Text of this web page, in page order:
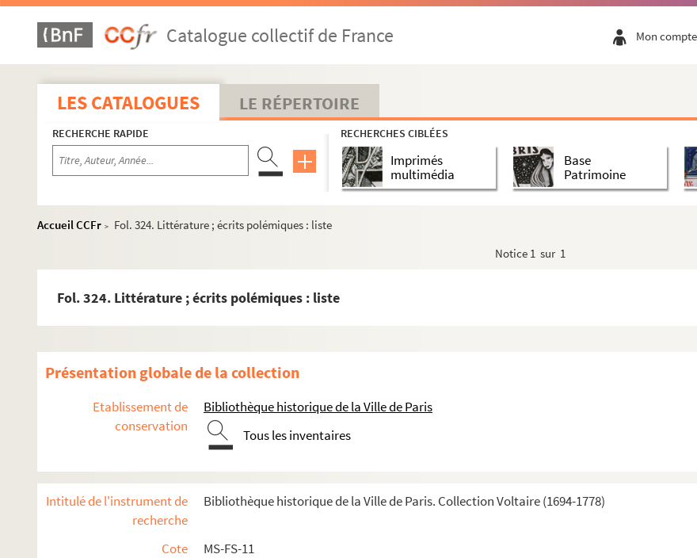
Catalogue collectif de France Mon
LES CATALOGUES LE RÉPERTOIRE
RECHERCHE RAPIDE RECHERCHES CIBLÉES
Imprimés
multimédia
Base
Patrimoine
Accueil CCFr >
Fol. 324. Littérature ; écrits polémiques : liste
Notice 1 sur 1
Fol. 324. Littérature ; écrits polémiques : liste
Présentation globale de la collection
Etablissement de
conservation
Bibliothèque historique de la Ville de Paris
Tous les inventaires
Intitulé de l'instrument de
recherche
Bibliothèque historique de la Ville de Paris. Collection Voltaire (1694-1778)
Cote
MS-FS-11
Écrits divers de Voltaire
MS-FS-11-001. Voltaire. Poésies diverses. Et poèmes relatifs à Voltaire
MS-FS-11-002. Voltaire. Oeuvres diverses. Et opuscules relatifs à Voltaire